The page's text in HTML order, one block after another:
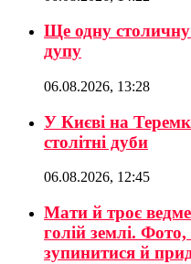
Ще одну
дупу
06.08.2026, 13:28
У Києві на
столітні дуби
06.08.2026, 12:45
Мати й троє
голій землі.
зупинитися й